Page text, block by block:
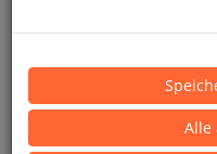
Suunto Bungee
Artikelnr.: su-SS020627000
Alle